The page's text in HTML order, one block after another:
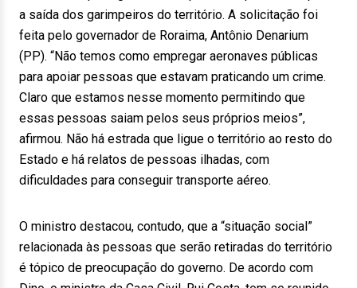
a saída dos garimpeiros do território. A solicitação foi
feita pelo governador de Roraima, Antônio Denarium
(PP). “Não temos como empregar aeronaves públicas
para apoiar pessoas que estavam praticando um crime.
Claro que estamos nesse momento permitindo que
essas pessoas saiam pelos seus próprios meios”,
afirmou. Não há estrada que ligue o território ao resto do
Estado e há relatos de pessoas ilhadas, com
dificuldades para conseguir transporte aéreo.
O ministro destacou, contudo, que a “situação social”
relacionada às pessoas que serão retiradas do território
é tópico de preocupação do governo. De acordo com